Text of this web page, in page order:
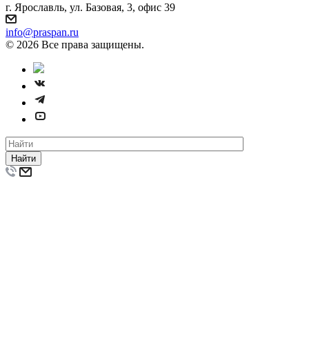
г. Ярославль, ул. Базовая, 3, офис 39
info@praspan.ru
© 2026 Все права защищены.
Найти